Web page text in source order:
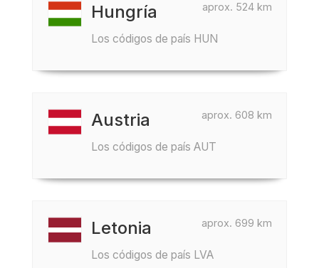
aprox. 524 km
Hungría
Los códigos de país HUN
aprox. 608 km
Austria
Los códigos de país AUT
aprox. 699 km
Letonia
Los códigos de país LVA